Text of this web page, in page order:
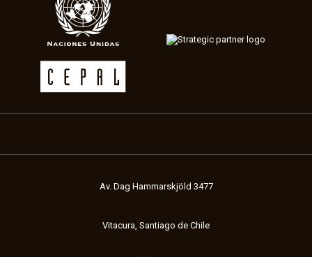
Av. Dag Hammarskjöld 3477
Vitacura, Santiago de Chile